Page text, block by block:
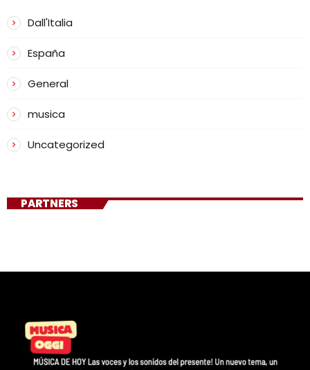
Dall'Italia
España
General
musica
Uncategorized
PARTNERS